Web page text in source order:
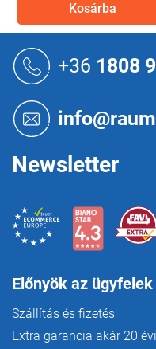
Kosárba
+36 1808
Newsletter
Előnyök az
Szállítás és fizetés
Extra garancia akár 20